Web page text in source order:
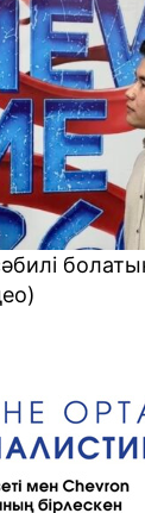
қауіп
(Видео)